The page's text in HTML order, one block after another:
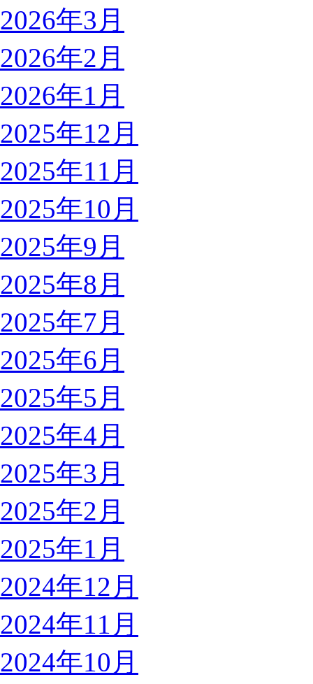
2026年3月
2026年2月
2026年1月
2025年12月
2025年11月
2025年10月
2025年9月
2025年8月
2025年7月
2025年6月
2025年5月
2025年4月
2025年3月
2025年2月
2025年1月
2024年12月
2024年11月
2024年10月